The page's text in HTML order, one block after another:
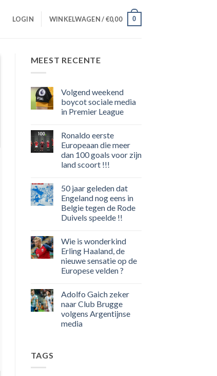
LOGIN WINKELWAGEN /€0,00 0
MEEST RECENTE
Volgend weekend
boycot sociale media
in Premier League
op
Volgend
weekend
boycot
sociale
media
League
Ronaldo eerste
Europeaan die meer
dan 100 goals voor zijn
land scoort !!!
op
Ronaldo
eerste
Europeaan
die
meer
goals
voor
zijn
land
scoort
!!!
50 jaar geleden dat
Engeland nog eens in
Belgie tegen de Rode
Duivels speelde !!
op
50
jaar
geleden
dat
Engeland
in
tegen
de
Duivels
Wie is wonderkind
Erling Haaland, de
nieuwe sensatie op de
Europese velden ?
op
is
wonderkind
Erling
Haaland,
Adolfo Gaich zeker
naar Club Brugge
volgens Argentijnse
media
TAGS